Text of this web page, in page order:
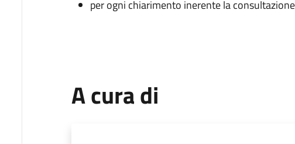
per ogni chiarimento inerente la
A cura di